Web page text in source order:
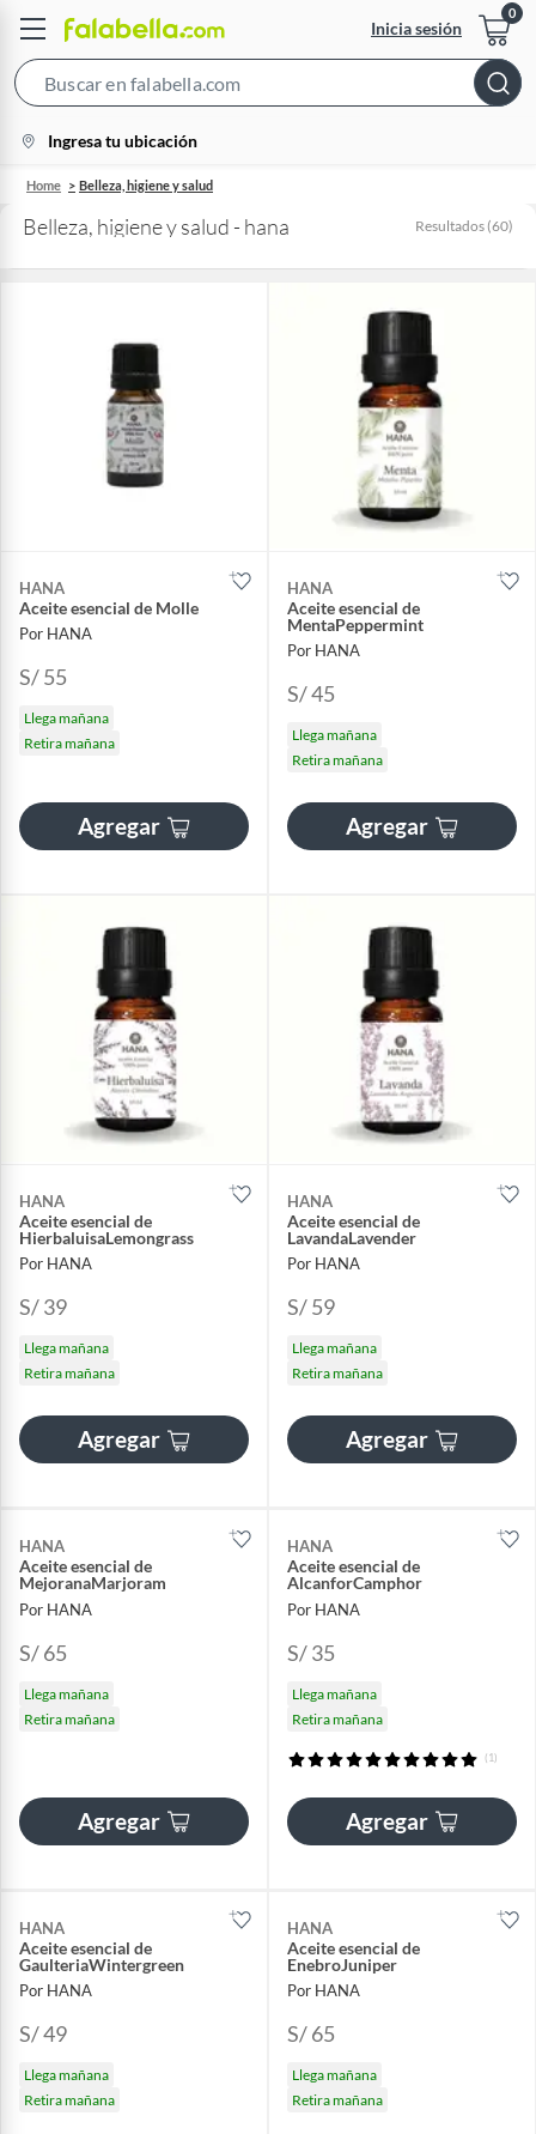
Inicia sesión
Bar
location-
icon
Ingresa tu ubicación
Home Belleza, higiene y salud
Belleza, higiene y salud - hana Resultados (60)
HANA
Aceite esencial de Molle
Por HANA
S/ 55
Llega mañana
Retira mañana
Agregar
HANA
Aceite esencial de
MentaPeppermint
Por HANA
S/ 45
Llega mañana
Retira mañana
Agregar
HANA
Aceite esencial de
HierbaluisaLemongrass
Por HANA
S/ 39
Llega mañana
Retira mañana
Agregar
HANA
Aceite esencial de
LavandaLavender
Por HANA
S/ 59
Llega mañana
Retira mañana
Agregar
HANA
Aceite esencial de
MejoranaMarjoram
Por HANA
S/ 65
Llega mañana
Retira mañana
Agregar
HANA
Aceite esencial de
AlcanforCamphor
Por HANA
S/ 35
Llega mañana
Retira mañana
(1)
Agregar
HANA
Aceite esencial de
GaulteriaWintergreen
Por HANA
S/ 49
Llega mañana
Retira mañana
HANA
Aceite esencial de
EnebroJuniper
Por HANA
S/ 65
Llega mañana
Retira mañana